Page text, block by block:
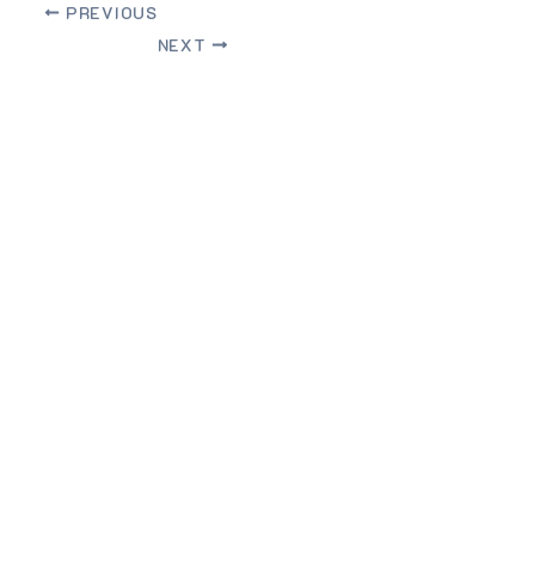
PREVIOUS
NEXT